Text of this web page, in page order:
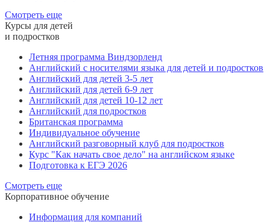
Смотреть еще
Курсы для детей
и подростков
Летняя программа Виндзорленд
Английский с носителями языка для детей и подростков
Английский для детей 3-5 лет
Английский для детей 6-9 лет
Английский для детей 10-12 лет
Английский для подростков
Британская программа
Индивидуальное обучение
Английский разговорный клуб для подростков
Курс "Как начать свое дело" на английском языке
Подготовка к ЕГЭ 2026
Смотреть еще
Корпоративное обучение
Информация для компаний